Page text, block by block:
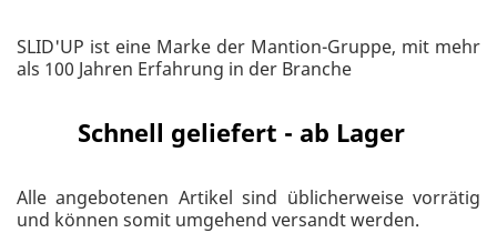
SLID'UP ist eine Marke der Mantion-Gruppe, mit mehr
als 100 Jahren Erfahrung in der Branche
Schnell geliefert - ab Lager
Alle angebotenen Artikel sind üblicherweise vorrätig
und können somit umgehend versandt werden.